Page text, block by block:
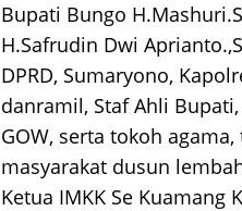
Bupati Bungo
H.Safrudin Dwi
DPRD, Sumaryono,
danramil, Staf Ahli Bupati,
GOW, serta tokoh
masyarakat dusun
Ketua IMKK Se